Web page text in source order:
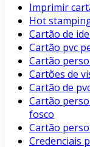
Imprimir
Hot
Cartão de
Cartão pvc
Cartão
Cartões de
Cartão de
Cartão
fosco
Cartão
Credenciais